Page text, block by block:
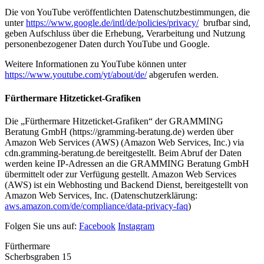
Die von YouTube veröffentlichten Datenschutzbestimmungen, die
unterhttps://www.google.de/intl/de/policies/privacy/brufbar sind,
geben Aufschluss über die Erhebung, Verarbeitung und Nutzung
personenbezogener Daten durch YouTube und Google.
Weitere Informationen zu YouTube können unter
https://www.youtube.com/yt/about/de/abgerufen werden.
Fürthermare Hitzeticket-Grafiken
Die „Fürthermare Hitzeticket-Grafiken“ der GRAMMING
Beratung GmbH (https://gramming-beratung.de) werden über
Amazon Web Services (AWS) (Amazon Web Services, Inc.) via
cdn.gramming-beratung.de bereitgestellt. Beim Abruf der Daten
werden keine IP-Adressen an die GRAMMING Beratung GmbH
übermittelt oder zur Verfügung gestellt. Amazon Web Services
(AWS) ist ein Webhosting und Backend Dienst, bereitgestellt von
Amazon Web Services, Inc. (Datenschutzerklärung:
aws.amazon.com/de/compliance/data-privacy-faq)
Folgen Sie uns auf: Facebook Instagram
Fürthermare
Scherbsgraben 15